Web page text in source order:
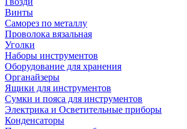
Винты
Саморез по металлу
Проволока вязальная
Уголки
Наборы инструментов
Оборудование для хранения
Органайзеры
Ящики для инструментов
Сумки и пояса для инструментов
Электрика и Осветительные приборы
Конденсаторы